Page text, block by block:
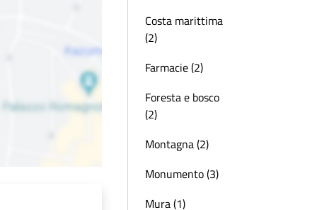
Costa marittima
(2)
Farmacie (2)
Foresta e bosco
(2)
Montagna (2)
Monumento (3)
Mura (1)